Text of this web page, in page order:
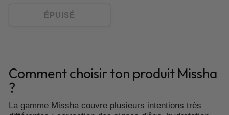
ÉPUISÉ
Comment choisir ton produit Missha
?
La gamme Missha couvre plusieurs intentions très